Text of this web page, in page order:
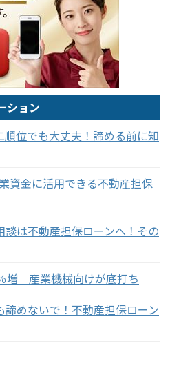
ション
位でも大丈夫！諦める前に知
資金に活用できる不動産担保
は不動産担保ローンへ！その
増 産業機械向けが底打ち
めないで！不動産担保ローン